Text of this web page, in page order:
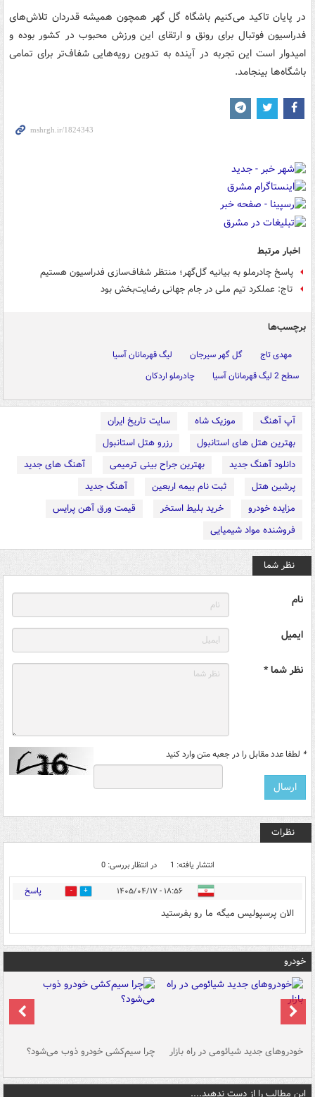
در پایان تاکید می‌کنیم باشگاه گل گهر همچون همیشه قدردان تلاش‌های
فدراسیون فوتبال برای رونق و ارتقای این ورزش محبوب در کشور بوده و
امیدوار است این تجربه در آینده به تدوین رویه‌هایی شفاف‌تر برای تمامی
باشگاه‌ها بینجامد.
اخبار مرتبط
پاسخ چادرملو به بیانیه گل‌گهر؛ منتظر شفاف‌سازی فدراسیون هستیم
تاج: عملکرد تیم ملی در جام جهانی رضایت‌بخش بود
برچسب‌ها
مهدی تاج گل گهر سیرجان
لیگ قهرمانان آسیا
سطح 2 لیگ قهرمانان آسیا
چادرملو اردکان
آپ آهنگ موزیک شاه
سایت تاریخ ایران
بهترین هتل های استانبول
رزرو هتل استانبول
دانلود آهنگ جدید
بهترین جراح بینی ترمیمی
آهنگ های جدید
پرشین هتل
ثبت نام بیمه اربعین
آهنگ جدید
مزایده خودرو
خرید بلیط استخر
قیمت ورق آهن پرایس
فروشنده مواد شیمیایی
نظر شما
نام
ایمیل
نظر شما *
* لطفا عدد مقابل را در جعبه متن وارد کنید
نظرات
انتشار یافته: 1 در انتظار بررسی: 0
۱۸:۵۶ - ۱۴۰۵/۰۴/۱۷ 4 پاسخ
الان پرسپولیس میگه ما رو بفرستید
خودرو
خودروهای جدید شیائومی در راه بازار چرا سیم‌کشی خودرو ذوب می‌شود؟
این مطالب را از دست ندهید....